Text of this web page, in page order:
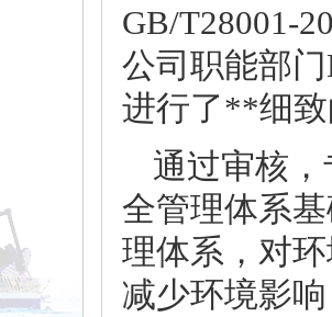
GB/T28001-
公司职能部门
进行了**细
通过审核
全管理体系
理体系，对
减少环境影